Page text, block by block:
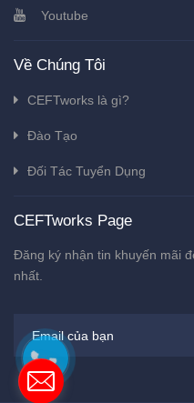
Youtube
Về Chúng Tôi
CEFTworks là gì?
Đào Tạo
Đối Tác Tuyển Dụng
CEFTworks Page
Đăng ký nhận tin khuyến mãi
nhất.